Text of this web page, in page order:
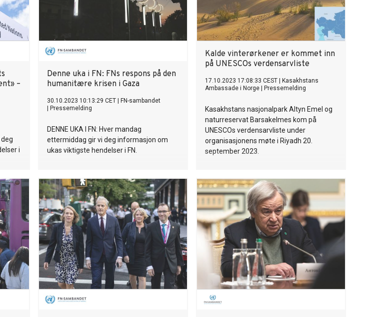
–
deg
i
Denne uka i FN: FNs respons på den
humanitære krisen i Gaza
30.10.2023 10:13:29 CET
FN-sambandet
Pressemelding
DENNE UKA I FN: Hver mandag
ettermiddag gir vi deg informasjon om
ukas viktigste hendelser i FN.
Kalde vinterørkener er kommet inn
på UNESCOs verdensarvliste
17.10.2023 17:08:33 CEST
Kasakhstans
Ambassade i Norge
Pressemelding
Kasakhstans nasjonalpark Altyn Emel og
naturreservat Barsakelmes kom på
UNESCOs verdensarvliste under
organisasjonens møte i Riyadh 20.
september 2023.